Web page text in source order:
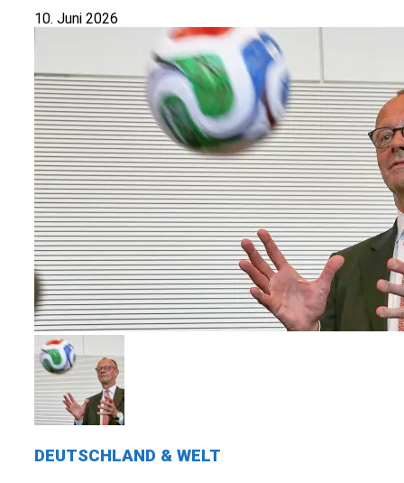
10. Juni 2026
DEUTSCHLAND & WELT